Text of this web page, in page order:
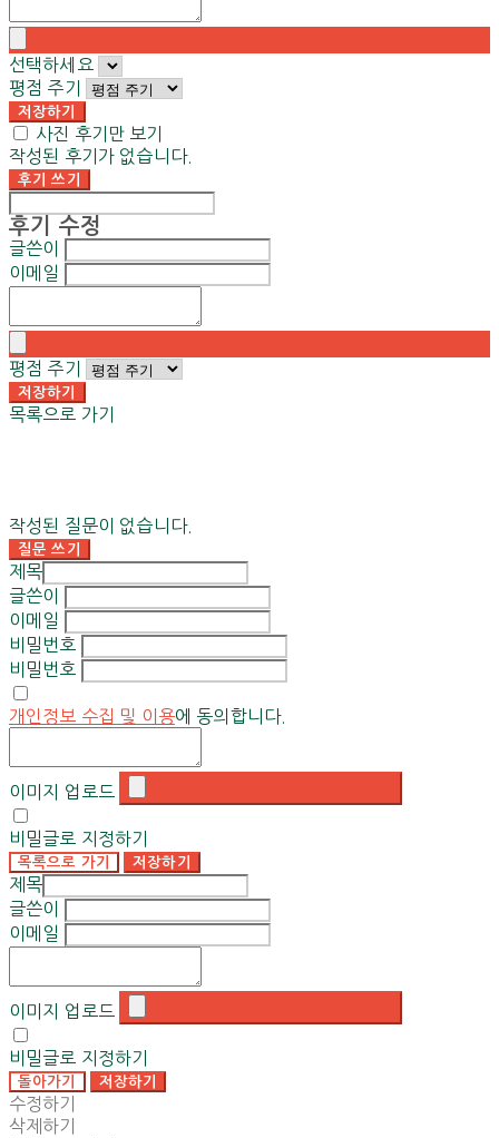
선택하세요
평점 주기
저장하기
사진 후기만 보기
작성된 후기가 없습니다.
후기 쓰기
후기 수정
글쓴이
이메일
평점 주기
저장하기
목록으로 가기
작성된 질문이 없습니다.
질문 쓰기
제목
글쓴이
이메일
비밀번호
비밀번호
개인정보 수집 및 이용에 동의합니다.
이미지 업로드
비밀글로 지정하기
목록으로 가기 저장하기
제목
글쓴이
이메일
이미지 업로드
비밀글로 지정하기
돌아가기 저장하기
수정하기
삭제하기